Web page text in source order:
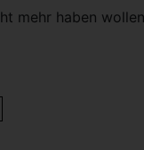
mehr haben